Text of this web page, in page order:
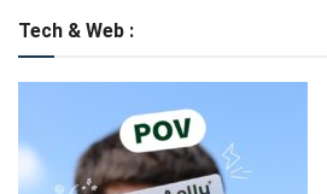
Tech & Web :